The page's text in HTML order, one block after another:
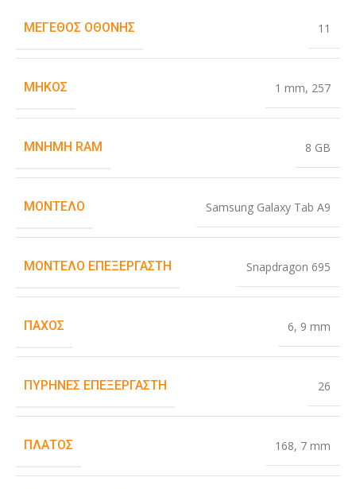
ΜΈΓΕΘΟΣ ΟΘΌΝΗΣ 11
ΜΉΚΟΣ 1 mm, 257
ΜΝΉΜΗ RAM 8 GB
ΜΟΝΤΈΛΟ Samsung Galaxy Tab A9
ΜΟΝΤΈΛΟ ΕΠΕΞΕΡΓΑΣΤΉ Snapdragon 695
ΠΆΧΟΣ 6, 9 mm
ΠΥΡΉΝΕΣ ΕΠΕΞΕΡΓΑΣΤΉ 26
ΠΛΆΤΟΣ 168, 7 mm